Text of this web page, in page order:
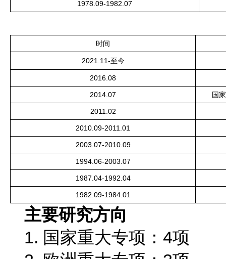
1978.09-1982.07
时间
2021.11-至今
2016.08
2014.07 国
2011.02
2010.09-2011.01
2003.07-2010.09
1994.06-2003.07
1987.04-1992.04
1982.09-1984.01
主要研究方向
1. 国家重大专项：4项